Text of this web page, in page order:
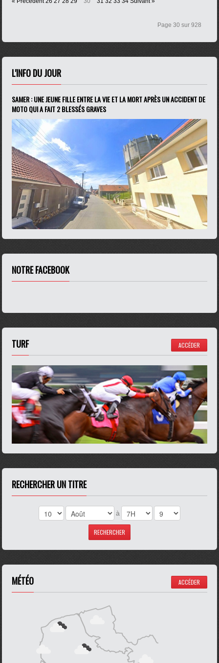
Page 30 sur 928
L'INFO DU JOUR
SAMER : UNE JEUNE FILLE ENTRE LA VIE ET LA MORT APRÈS UN ACCIDENT DE
MOTO QUI A FAIT 2 BLESSÉS GRAVES
NOTRE FACEBOOK
TURF ACCÉDER
RECHERCHER UN TITRE
à
MÉTÉO ACCÉDER